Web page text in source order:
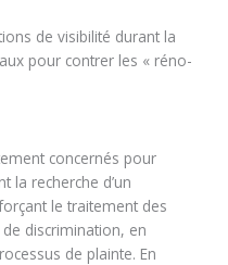
de visibilité durant la
pour contrer les « réno-
concernés pour
la recherche d’un
le traitement des
discrimination, en
de plainte. En